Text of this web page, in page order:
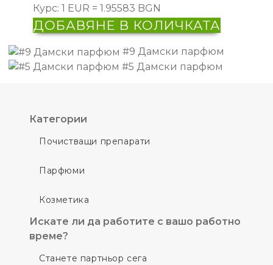
Курс: 1 EUR = 1.95583 BGN
ДОБАВЯНЕ В КОЛИЧКАТА
#9 Дамски парфюм
#5 Дамски парфюм
Категории
Почистващи препарати
Парфюми
Козметика
Искате ли да работите с вашо работно
време?
Станете партньор сега